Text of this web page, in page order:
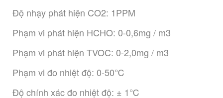
Độ nhạy phát hiện CO2: 1PPM
Phạm vi phát hiện HCHO: 0-0,6mg / m3
Phạm vi phát hiện TVOC: 0-2,0mg / m3
Phạm vi đo nhiệt độ: 0-50℃
Độ chính xác đo nhiệt độ: ± 1℃